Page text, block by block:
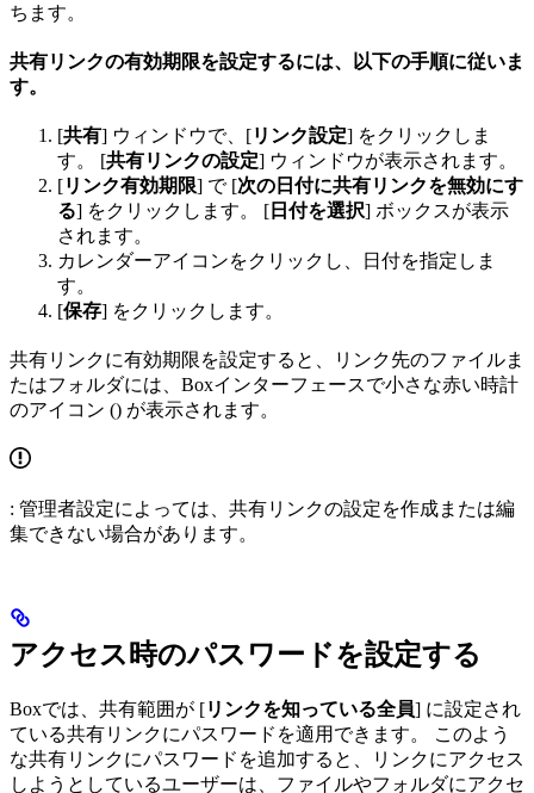
ちます。
共有リンクの有効期限を設定するには、以下の手順に従いま
す。
[共有] ウィンドウで、[リンク設定] をクリックしま
す。 [共有リンクの設定] ウィンドウが表示されます。
[リンク有効期限] で [次の日付に共有リンクを無効にす
る] をクリックします。 [ 日付を選択] ボックスが表示
されます。
カレンダーアイコンをクリックし、日付を指定しま
す。
[保存] をクリックします。
共有リンクに有効期限を設定すると、リンク先のファイルま
たはフォルダには、Boxインターフェースで小さな赤い時計
のアイコン () が表示されます。
: 管理者設定によっては、共有リンクの設定を作成または編
集できない場合があります。
アクセス時のパスワードを設定する
Boxでは、共有範囲が [リンクを知っている全員] に設定され
ている共有リンクにパスワードを適用できます。 このよう
な共有リンクにパスワードを追加すると、リンクにアクセス
しようとしているユーザーは、ファイルやフォルダにアクセ